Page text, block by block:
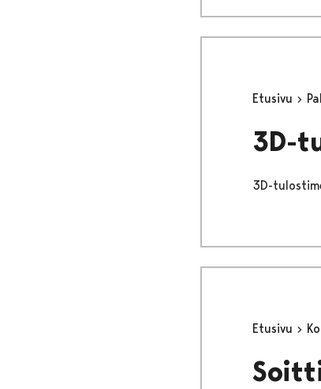
Etusivu
3D-
3D-
Etusivu